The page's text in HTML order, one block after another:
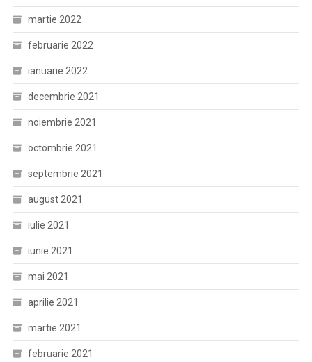
martie 2022
februarie 2022
ianuarie 2022
decembrie 2021
noiembrie 2021
octombrie 2021
septembrie 2021
august 2021
iulie 2021
iunie 2021
mai 2021
aprilie 2021
martie 2021
februarie 2021